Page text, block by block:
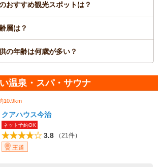
おすすめ観光スポットは？
層は？
の年齢は何歳が多い？
温泉・スパ・サウナ
10.9km
クアハウス今治
ネット予約OK
3.8
（21件）
王道